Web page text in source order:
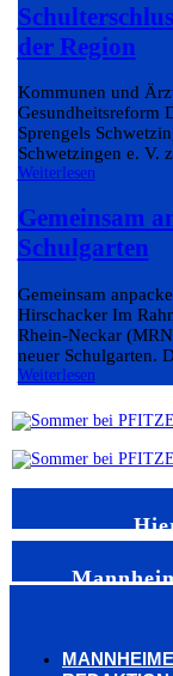
der Region
Kommunen und
Gesundheitsreform
Sprengels
Schwetzingen e. V.
Weiterlesen
Gemeinsam
Schulgarten
Gemeinsam
Hirschacker Im
Rhein-Neckar
neuer Schulgarten.
Weiterlesen